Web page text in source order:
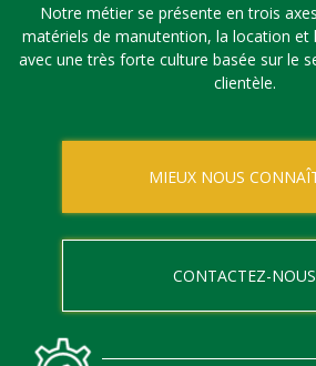
Notre métier se présente en trois
matériels de manutention, la location et
avec une très forte culture basée sur le
clientèle.
MIEUX NOUS
CONTACTEZ-NOUS